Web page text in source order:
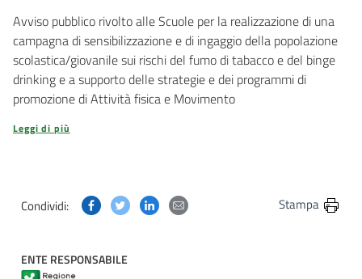
Avviso pubblico rivolto alle Scuole per la realizzazione di una
campagna di sensibilizzazione e di ingaggio della popolazione
scolastica/giovanile sui rischi del fumo di tabacco e del binge
drinking e a supporto delle strategie e dei programmi di
promozione di Attività fisica e Movimento
Leggi di più
Condividi: Condividi questa pagina su Facebook
Condividi questa pagina su Twitter
Condividi questa pagina su Linkedin
Condividi questa pagina via
Stampa
ENTE RESPONSABILE